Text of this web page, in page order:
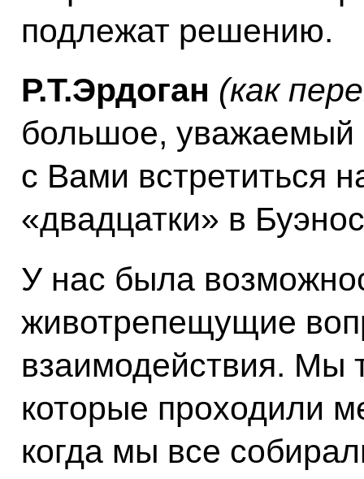
подлежат решению.
Р.Т.Эрдоган (как
большое, уважаемый
с Вами встретиться
«двадцатки» в
У нас была
животрепещущие
взаимодействия. Мы
которые проходили
когда мы все